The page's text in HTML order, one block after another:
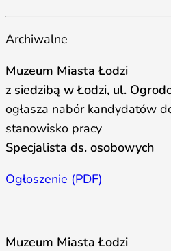
Archiwalne
Muzeum Miasta Łodzi
z siedzibą w Łodzi, ul.
ogłasza nabór kandydatów
stanowisko pracy
Specjalista ds. osobowych
Ogłoszenie (PDF)
Muzeum Miasta Łodzi